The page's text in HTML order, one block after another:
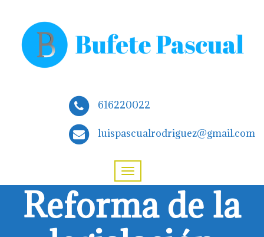
616220022
luispascualrodriguez@gmail.com
Reforma de la